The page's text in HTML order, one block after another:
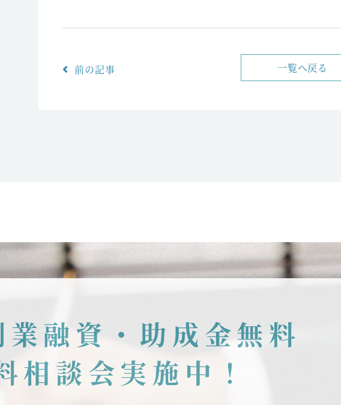
前の記事 一覧へ戻る
融資・助成金無料
相談会実施中！